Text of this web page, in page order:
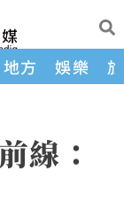
地方 娛樂
線：